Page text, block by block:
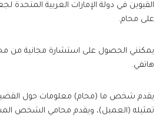
القيوين في دولة الإمارات العربية المتحدة
على محام.
يمكنني الحصول على استشارة مجانية من
هاتفي.
يقدم شخص ما (محام) معلومات حول
تمثيله (العميل)، ويقدم محامي الشخص